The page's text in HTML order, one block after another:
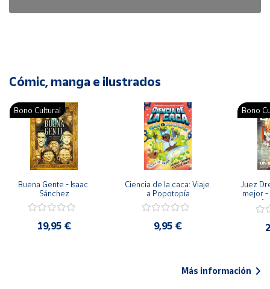
Cómic, manga e ilustrados
Bono Cultural
Buena Gente - Isaac
Sánchez
19,95 €
Ciencia de la caca: Viaje
a Popotopía
9,95 €
Bono
Juez
mejor -
Más información